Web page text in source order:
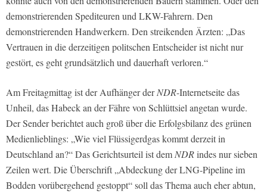
demonstrierenden Spediteuren und LKW-Fahrern. Den
demonstrierenden Handwerkern. Den streikenden Ärzten: „Das
Vertrauen in die derzeitigen politschen Entscheider ist nicht nur
gestört, es geht grundsätzlich und dauerhaft verloren.“
Am Freitagmittag ist der Aufhänger derNDR-Internetseite das
Unheil, das Habeck an der Fähre von Schlüttsiel angetan wurde.
Der Sender berichtet auch groß über die Erfolgsbilanz des grünen
Medienlieblings: „Wie viel Flüssigerdgas kommt derzeit in
Deutschland an?“ Das Gerichtsurteil ist dem NDRindes nur sieben
Zeilen wert. Die Überschrift „Abdeckung der LNG-Pipeline im
Bodden vorübergehend gestoppt“ soll das Thema auch eher abtun,